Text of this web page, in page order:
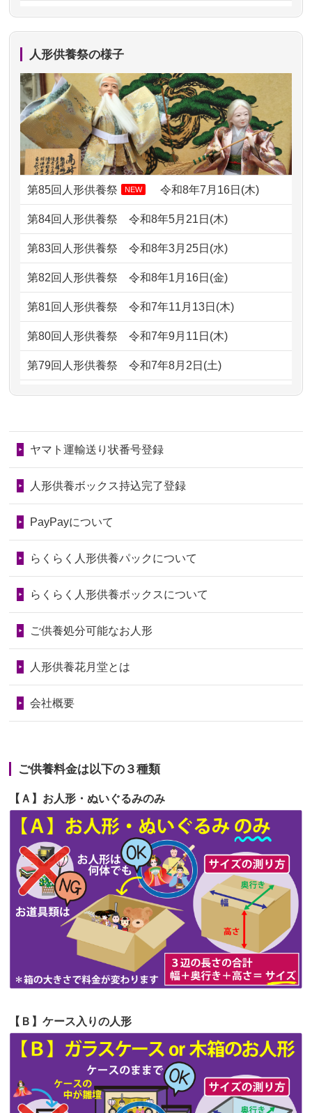
2026/07/11思い出のある人形達を、ちゃんと供養
したく、花...
2026/07/10家から近かったので。
2026/07/08誰も住んでいない実家の片付けを始め
ました。 ...
2026/07/069年間自由が丘店を見守ってくれてあり
がとう。
2026/07/05 しっかりとお人形たちの供養をしてい
ただけると...
2026/06/30長年大事にしてきた雛人形です、供養
ガラスケースのまま引き取ってくださ
るのが助か...
ました。お...
2026/06/28きちんと供養していただけると思った
ので、お願...
いたことが...
2026/06/28老後のことを考え体力のあるうちに身
2026/06/28人形たちに これまで本当にありがとう
天...
2026/06/24今は亡き両親が孫（私の子供）の初節
句に贈って...
が伸びた時...
2026/06/22
娘の初めてのひな祭りにあわせて、娘
の祖父母か...
2026/06/20
雛人形をお道具も含め一式で引き取っ
てくださる...
2024/01/13剥製の供養・処分をお願いできます
ですが？
2024/01/13お雛様のセットを供養・処分したいの
ですが、お雛様とお内裏様だ...
2024/01/13供養申込みの後、供養祭までお人形は
どうなってるのですか？
2024/01/13会社のようですが、きちんと供養して
供養が終わったお人形以外はどうして
るのですか？
しょうか？
2024/01/04ガラスケースは外しても良いですか？
人形供養祭の様子
第85回人形供養祭 NEW 令和8年7月16日(木)
第84回人形供養祭令和8年5月21日(木)
第83回人形供養祭令和8年3月25日(水)
第82回人形供養祭令和8年1月16日(金)
第81回人形供養祭令和7年11月13日(木)
第80回人形供養祭令和7年9月11日(木)
第79回人形供養祭令和7年8月2日(土)
第78回人形供養祭令和7年6月20日(金)
第76回人形供養祭令和7年2月28日(金)
第75回人形供養祭令和7年1月17日(金)
第73回人形供養祭令和6年10月17日(木)
第71回人形供養祭令和6年8月1日(木)
第70回人形供養祭令和6年6月21日(金)
第68回人形供養祭令和6年3月22日(金)
第65回人形供養祭令和5年11月09日(木)
第64回人形供養祭令和5年9月21日(木)
第63回人形供養祭 令和5年8月1日(火)
第62回人形供養祭令和5年6月21日(水)
第61回人形供養祭 令和5年5月19日(金)
第60回人形供養祭令和5年3月28日(火)
第59回人形供養祭 令和5年2月10日(金)
第58回人形供養祭令和5年12月21日(水)
第56回人形供養祭 令和4年10月19日(水)
第55回人形供養祭令和4年9月8日(木)
第54回人形供養祭令和4年8月1日(月)
ヤマト運輸送り状番号登録
人形供養ボックス持込完了登録
PayPayについて
らくらく人形供養パックについて
らくらく人形供養ボックスについて
ご供養処分可能なお人形
人形供養花月堂とは
会社概要
ご供養料金は以下の３種類
【Ａ】お人形・ぬいぐるみのみ
【Ｂ】ケース入りの人形